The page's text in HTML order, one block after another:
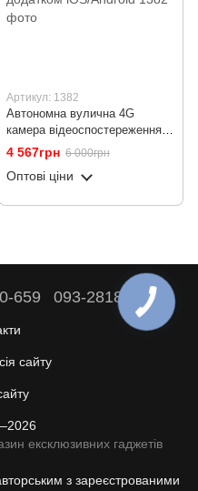
Артикул: 1382
Автономна вулична 4G
камера відеоспостереження
Camsoy F7G, з датчиком
руху, нічним баченням та
додатком iOS/Android
4 567грн 6 000грн
Оптові ціни
659 093-2818-808
сайту
ексклюзивних гаджетів
з зареєстрованими